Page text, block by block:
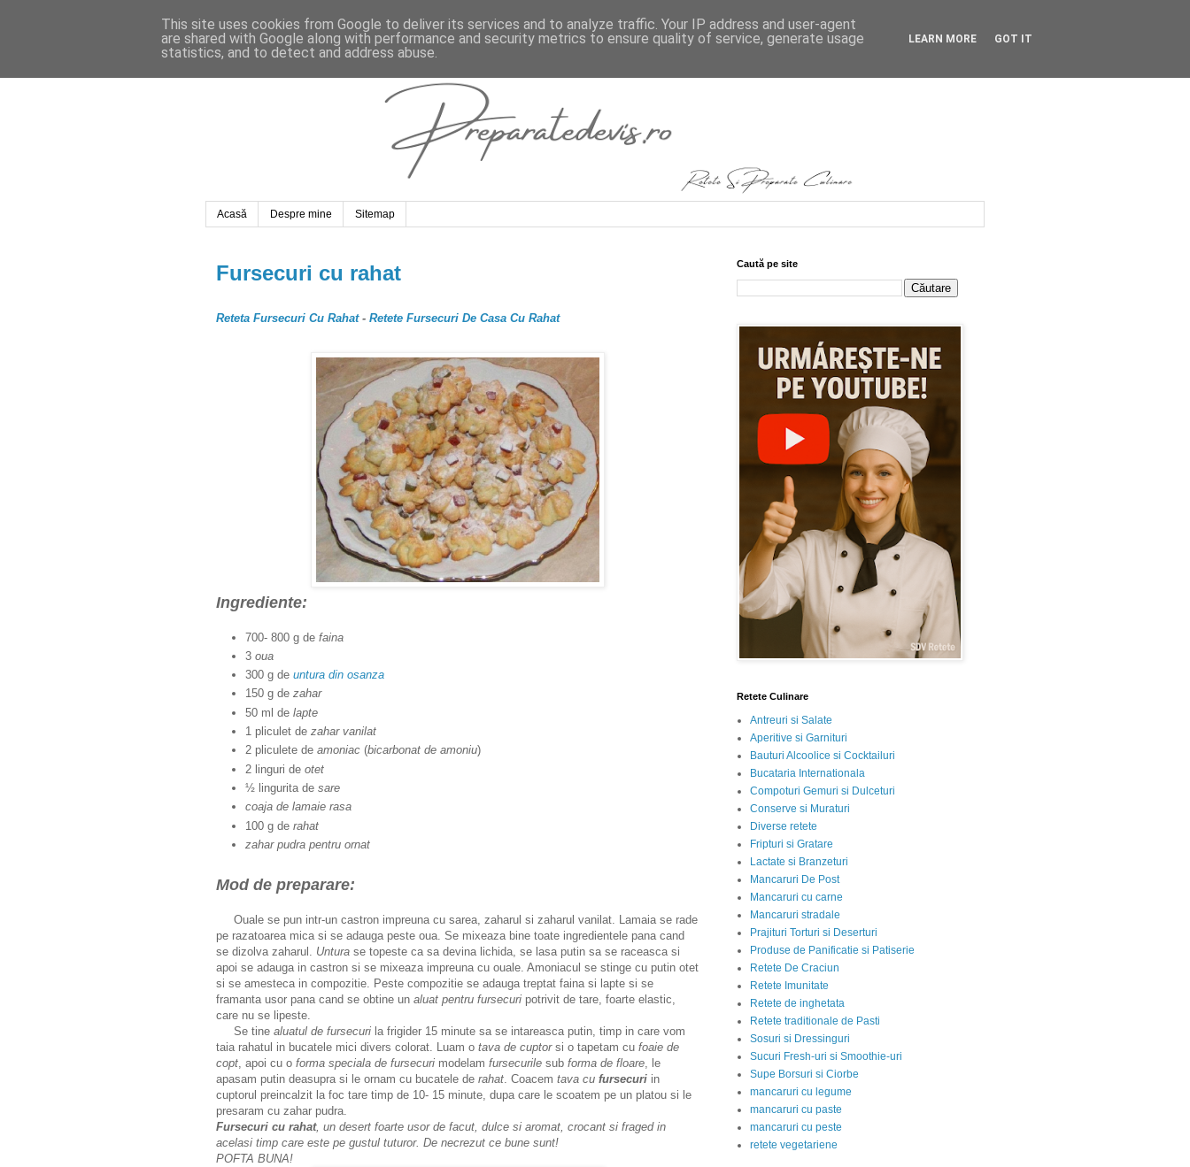
Acasă Despre mine Sitemap
Fursecuri cu rahat
Reteta Fursecuri Cu Rahat- Retete Fursecuri De Casa Cu Rahat
Ingrediente:
700- 800 g de faina
3 oua
300 g de untura din osanza
150 g de zahar
50 ml de lapte
1 pliculet de zahar vanilat
2 pliculete de amoniac (bicarbonat de amoniu)
2 linguri de otet
½ lingurita de sare
coaja de lamaie rasa
100 g de rahat
zahar pudra pentru ornat
Mod de preparare:
Ouale se pun intr-un castron impreuna cu sarea, zaharul si zaharul vanilat. Lamaia se rade
pe razatoarea mica si se adauga peste oua. Se mixeaza bine toate ingredientele pana cand
se dizolva zaharul. Untura se topeste ca sa devina lichida, se lasa putin sa se raceasca si
apoi se adauga in castron si se mixeaza impreuna cu ouale. Amoniacul se stinge cu putin otet
si se amesteca in compozitie. Peste compozitie se adauga treptat faina si lapte si se
framanta usor pana cand se obtine un aluat pentru fursecuri potrivit de tare, foarte elastic,
care nu se lipeste.
Se tine aluatul de fursecuri la frigider 15 minute sa se intareasca putin, timp in care vom
taia rahatul in bucatele mici divers colorat. Luam o tava de cuptorsi o tapetam cu foaie de
copt, apoi cu o forma speciala de fursecuri modelam fursecurile sub forma de floare, le
apasam putin deasupra si le ornam cu bucatele de rahat. Coacem tava cu fursecuri in
cuptorul preincalzit la foc tare timp de 10- 15 minute, dupa care le scoatem pe un platou si le
presaram cu zahar pudra.
Fursecuri cu rahat, un desert foarte usor de facut, dulce si aromat, crocant si fraged in
acelasi timp care este pe gustul tuturor. De necrezut ce bune sunt!
POFTA BUNA!
Caută pe site
Retete Culinare
Antreuri si Salate
Aperitive si Garnituri
Bauturi Alcoolice si Cocktailuri
Bucataria Internationala
Compoturi Gemuri si Dulceturi
Conserve si Muraturi
Diverse retete
Fripturi si Gratare
Lactate si Branzeturi
Mancaruri De Post
Mancaruri cu carne
Mancaruri stradale
Prajituri Torturi si Deserturi
Produse de Panificatie si Patiserie
Retete De Craciun
Retete Imunitate
Retete de inghetata
Retete traditionale de Pasti
Sosuri si Dressinguri
Sucuri Fresh-uri si Smoothie-uri
Supe Borsuri si Ciorbe
mancaruri cu legume
mancaruri cu paste
mancaruri cu peste
retete vegetariene
This site uses cookies from Google to deliver its services and to analyze traffic. Your IP address and user-agent
are shared with Google along with performance and security metrics to ensure quality of service, generate usage
statistics, and to detect and address abuse.
LEARN MORE GOT IT